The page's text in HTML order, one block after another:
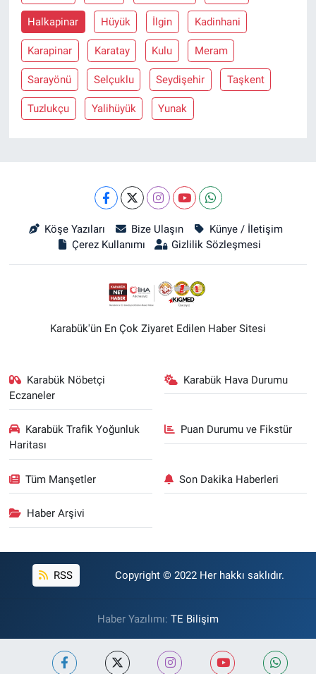
Halkapinar Hüyük İlgin Kadinhani
Karapinar Karatay Kulu Meram
Sarayönü Selçuklu Seydişehir Taşkent
Tuzlukçu Yalihüyük Yunak
Köşe Yazıları Bize Ulaşın
Künye / İletişim
Çerez Kullanımı
Gizlilik Sözleşmesi
Karabük'ün En Çok Ziyaret Edilen Haber Sitesi
Karabük Nöbetçi
Eczaneler
Karabük Hava Durumu
Karabük Trafik Yoğunluk
Haritası
Puan Durumu ve Fikstür
Tüm Manşetler Son Dakika Haberleri
Haber Arşivi
RSS Copyright © 2022 Her hakkı saklıdır.
Haber Yazılımı: TE Bilişim